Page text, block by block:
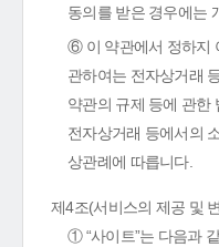
동의를 받은 경우에는
⑥ 이 약관에서 정하지
관하여는 전자상거래
약관의 규제 등에 관한
전자상거래 등에서의
상관례에 따릅니다.
제4조(서비스의 제공 및
① “사이트”는 다음과